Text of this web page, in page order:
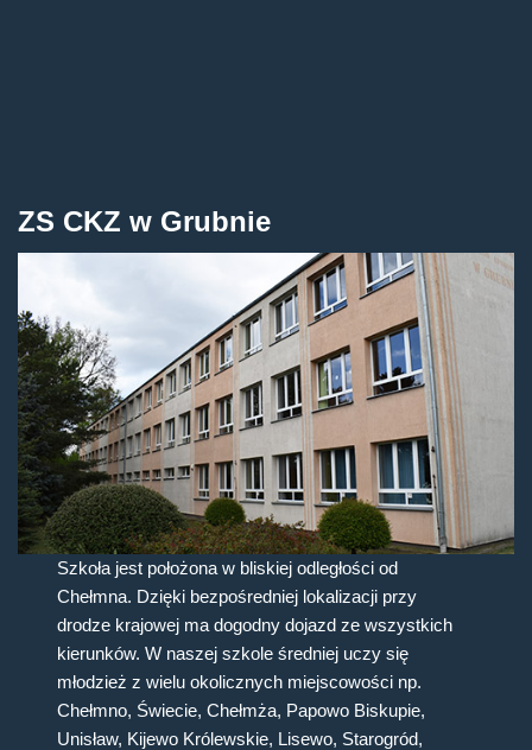
ZS CKZ w Grubnie
Szkoła jest położona w bliskiej odległości od
Chełmna. Dzięki bezpośredniej lokalizacji przy
drodze krajowej ma dogodny dojazd ze wszystkich
kierunków. W naszej szkole średniej uczy się
młodzież z wielu okolicznych miejscowości np.
Chełmno, Świecie, Chełmża, Papowo Biskupie,
Unisław, Kijewo Królewskie, Lisewo, Starogród,